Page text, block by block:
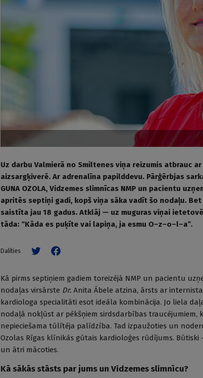
Uz darbu Valmierā no Smiltenes viņa reizumis atbrauc
aizsargķiverē. Ar adrenalīna papilddevu. Pārģērbjas
GUNA OZOLA, Vidzemes slimnīcas NMP un pacientu
apritēs septiņi gadi, kopš viņa sāka vadīt šo nodaļu.
saistīta jau 18 gadus. Atklāj — uz muguras viņai
tāda: “Kāda es puķīte vai lapiņa, ja esmu O–z–o–l–a”.
Dalīties
Kā pirms septiņiem gadiem toreizējā NMP un pacientu
nodaļas virsārste Dr. Anita Ābele atzina, ārsts ar
kardiologa specialitāti esot ideāla kombinācija. Jo liela
nodaļā nokļūst ar pēkšņiem sirdsdarbības traucējumiem,
nepieciešama tūlītēja palīdzība. Tad izpaužoties un
Ozolas Rīgas klīnikās gūtais kardioloģes rūdījums. Būtiski
un ātri mācoties.
Kā sākās stāsts par jums un Vidzemes slimnīcu?